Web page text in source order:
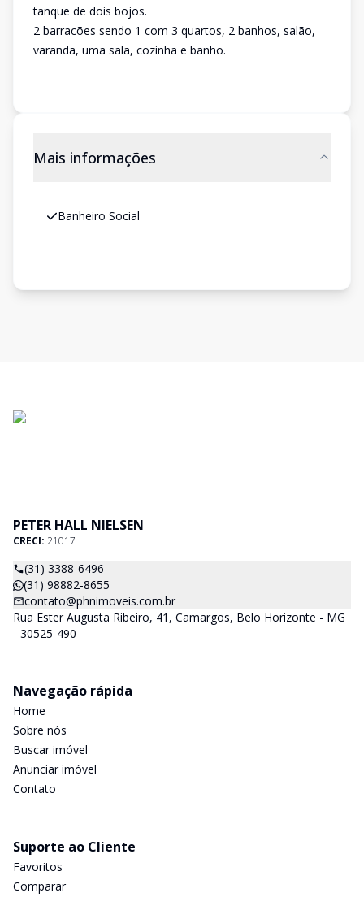
tanque de dois bojos.
2 barracões sendo 1 com 3 quartos, 2 banhos, salão,
varanda, uma sala, cozinha e banho.
Mais informações
Banheiro Social
PETER HALL NIELSEN
CRECI: 21017
(31) 3388-6496
(31) 98882-8655
contato@phnimoveis.com.br
Rua Ester Augusta Ribeiro, 41, Camargos, Belo Horizonte - MG
- 30525-490
Navegação rápida
Home
Sobre nós
Buscar imóvel
Anunciar imóvel
Contato
Suporte ao Cliente
Favoritos
Comparar